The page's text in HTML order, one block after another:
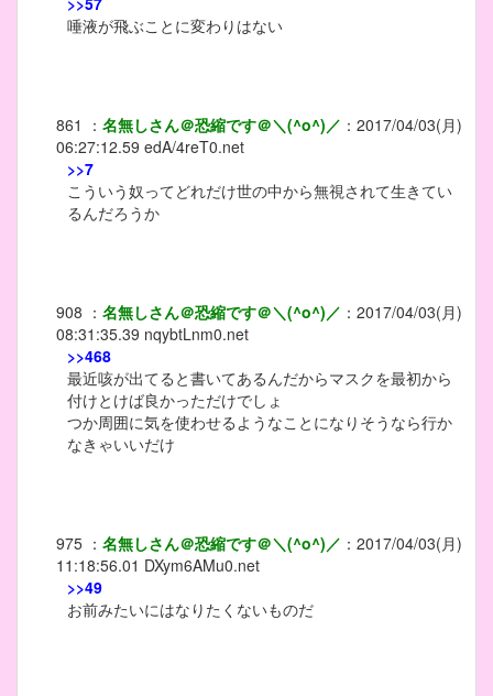
唾液が飛ぶことに変わりはない
861 ： 名無しさん＠恐縮です＠＼(^o^)／ ： 2017/04/03(月)
06:27:12.59 edA/4reT0.net
>>7
こういう奴ってどれだけ世の中から無視されて生きてい
るんだろうか
908 ： 名無しさん＠恐縮です＠＼(^o^)／ ： 2017/04/03(月)
08:31:35.39 nqybtLnm0.net
>>468
最近咳が出てると書いてあるんだからマスクを最初から
付けとけば良かっただけでしょ
つか周囲に気を使わせるようなことになりそうなら行か
なきゃいいだけ
975 ： 名無しさん＠恐縮です＠＼(^o^)／ ： 2017/04/03(月)
11:18:56.01 DXym6AMu0.net
>>49
お前みたいにはなりたくないものだ